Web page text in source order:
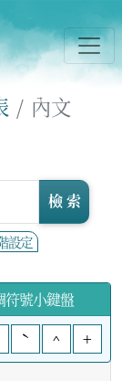
內文
設定
檢 索
符號小鍵盤
ˋ ^ +